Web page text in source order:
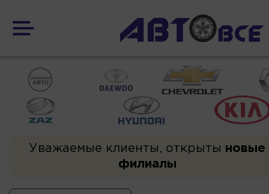
Уважаемые клиенты, открыты новые
филиалы